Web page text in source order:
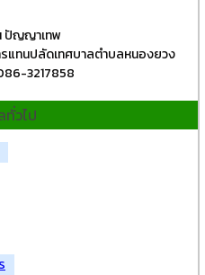
ปัญญาเทพ
แทนปลัดเทศบาลตำบลหนองยวง
3217858
วไป